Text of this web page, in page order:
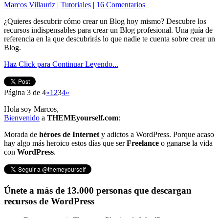
Marcos Villauriz | Tutoriales | 16 Comentarios
¿Quieres descubrir cómo crear un Blog hoy mismo? Descubre los
recursos indispensables para crear un Blog profesional. Una guía de
referencia en la que descubrirás lo que nadie te cuenta sobre crear un
Blog.
Haz Click para Continuar Leyendo...
Página 3 de 4«1 234»
Hola soy Marcos,
Bienvenido a THEMEyourself.com:
Morada de héroes de Internet y adictos a WordPress. Porque acaso
hay algo más heroico estos días que serFreelance o ganarse la vida
con WordPress.
Únete a más de 13.000 personas que descargan
recursos de WordPress